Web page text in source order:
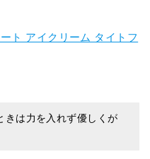
ト アイクリーム タイトフ
きは力を入れず優しくが